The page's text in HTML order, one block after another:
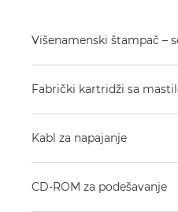
Višenamenski štampač –
Fabrički kartridži sa
Kabl za napajanje
CD-ROM za podešavanje